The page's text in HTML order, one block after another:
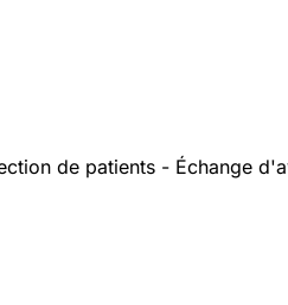
de patients - Échange